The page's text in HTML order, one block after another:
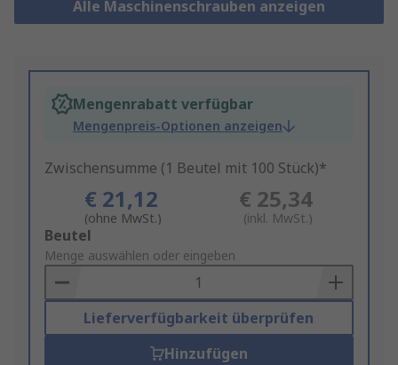
Alle Maschinenschrauben anzeigen
Mengenrabatt verfügbar
Mengenpreis-Optionen anzeigen
Zwischensumme (1 Beutel mit 100 Stück)*
€ 21,12
(ohne MwSt.)
€ 25,34
(inkl. MwSt.)
Add
to
Basket
Beutel
Menge auswählen oder eingeben
Lieferverfügbarkeit überprüfen
Hinzufügen